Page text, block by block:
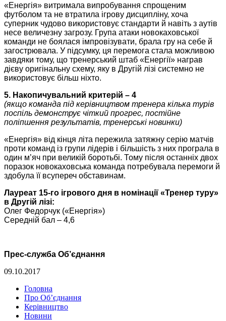
«Енергія» витримала випробування спрощеним
футболом та не втратила ігрову дисципліну, хоча
суперник чудово використовує стандарти й навіть з аутів
несе величезну загрозу. Група атаки новокаховської
команди не боялася імпровізувати, брала гру на себе й
загострювала. У підсумку, ця перемога стала можливою
завдяки тому, що тренерський штаб «Енергії» награв
дієву оригінальну схему, яку в Другій лізі системно не
використовує більш ніхто.
5. Накопичувальний критерій – 4
(якщо команда під керівництвом тренера кілька турів
поспіль демонструє чіткий прогрес, постійне
поліпшення результатів, тренерські новинки)
«Енергія» від кінця літа пережила затяжну серію матчів
проти команд із групи лідерів і більшість з них програла в
один м’яч при великій боротьбі. Тому після останніх двох
поразок новокаховська команда потребувала перемоги й
здобула її всупереч обставинам.
Лауреат 15-го ігрового дня в номінації «Тренер туру»
в Другій лізі:
Олег Федорчук («Енергія»)
Середній бал – 4,6
Прес-служба Об’єднання
09.10.2017
Головна
Про Об’єднання
Керівництво
Новини